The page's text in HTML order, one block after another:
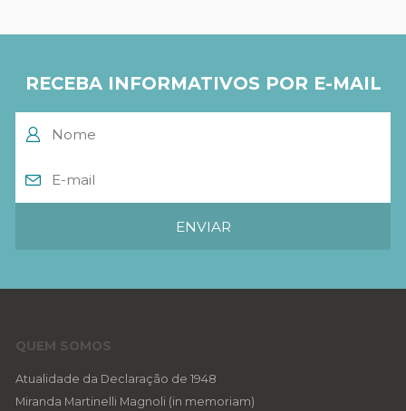
RECEBA INFORMATIVOS POR E-MAIL
QUEM SOMOS
Atualidade da Declaração de 1948
Miranda Martinelli Magnoli (in memoriam)